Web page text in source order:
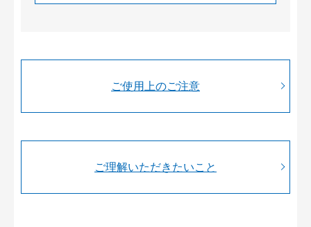
ご使用上のご注意
ご理解いただきたいこと